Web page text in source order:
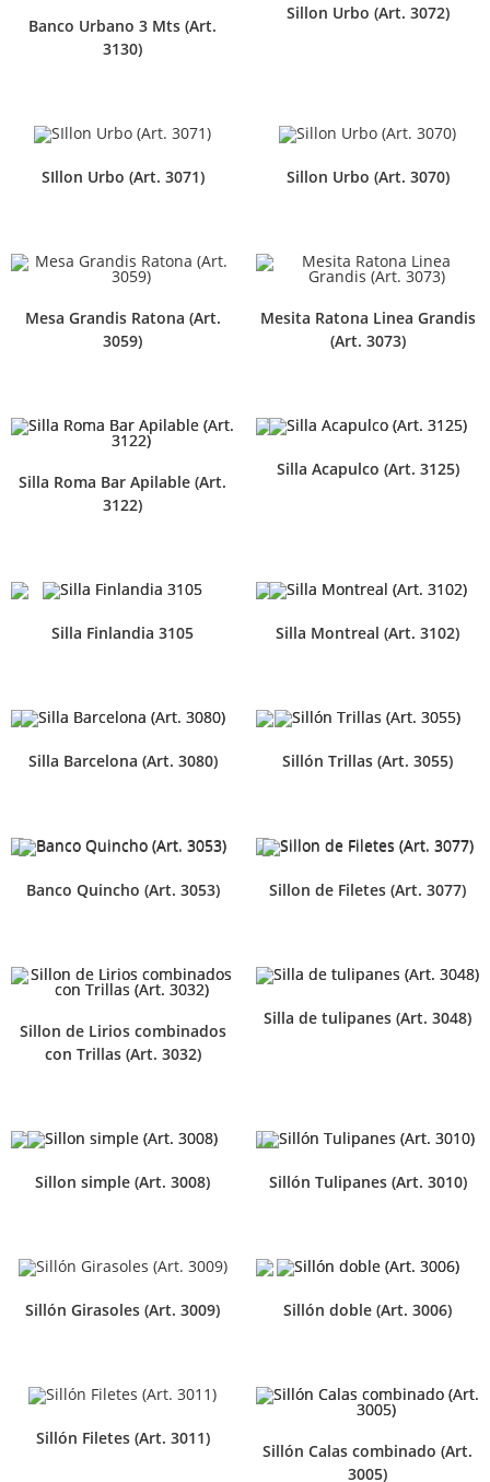
Banco Urbano 3 Mts (Art.
3130)
Sillon Urbo (Art. 3072)
SIllon Urbo (Art. 3071) Sillon Urbo (Art. 3070)
Mesa Grandis Ratona (Art.
3059)
Mesita Ratona Linea Grandis
(Art. 3073)
Silla Roma Bar Apilable (Art.
3122)
Silla Acapulco (Art. 3125)
Silla Finlandia 3105 Silla Montreal (Art. 3102)
Silla Barcelona (Art. 3080) Sillón Trillas (Art. 3055)
Banco Quincho (Art. 3053) Sillon de Filetes (Art. 3077)
Sillon de Lirios combinados
con Trillas (Art. 3032)
Silla de tulipanes (Art. 3048)
Sillon simple (Art. 3008) Sillón Tulipanes (Art. 3010)
Sillón Girasoles (Art. 3009) Sillón doble (Art. 3006)
Sillón Filetes (Art. 3011)
Sillón Calas combinado (Art.
3005)